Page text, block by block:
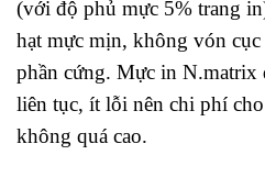
(với độ phủ mực 5% trang
hạt mực mịn, không vón
phần cứng. Mực in N.matrix
liên tục, ít lỗi nên chi phí
không quá cao.